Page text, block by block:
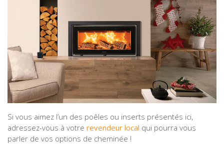
Si vous aimez l’un des poêles ou inserts présentés ici,
adressez-vous à votre revendeur local qui pourra vous
parler de vos options de cheminée !